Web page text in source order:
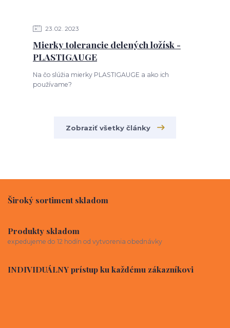
23 02 2023
Mierky tolerancie delených ložísk -
PLASTIGAUGE
Na čo slúžia mierky PLASTIGAUGE a ako ich
používame?
Zobraziť všetky články
Široký sortiment skladom
Produkty skladom
expedujeme do 12 hodín od vytvorenia obednávky
INDIVIDUÁLNY prístup ku každému zákazníkovi